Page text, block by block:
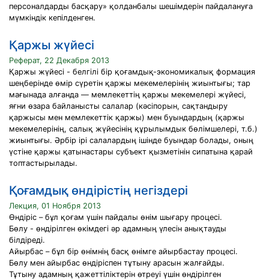
персоналдарды басқару» қолданбалы шешімдерін пайдалануға
мүмкіндік кепілденген.
Қаржы жүйесі
Реферат, 22 Декабря 2013
Қаржы жүйесі - белгілі бір қоғамдық-экономикалық формация
шеңберінде өмір сүретін қаржы мекемелерінің жиынтығы; тар
мағынада алғанда — мемлекеттің қаржы мекемелері жүйесі,
яғни өзара байланысты салалар (кәсіпорын, сақтандыру
қаржысы мен мемлекеттік қаржы) мен буындардың (қаржы
мекемелерінің, салық жүйесінің құрылымдык бөлімшелері, т.б.)
жиынтығы. Әрбір ірі салалардың ішінде буындар болады, оның
үстіне қаржы қатынастары субъект қызметінін сипатына қарай
топтастырылады.
Қоғамдық өндірістің негіздері
Лекция, 01 Ноября 2013
Өндіріс – бұл қоғам үшін пайдалы өнім шығару процесі.
Бөлу - өндірілген өкімдегі әр адамның үлесін анықтауды
білдіреді.
Айырбас – бұл бір өнімнің басқ өнімге айырбастау процесі.
Бөлу мен айырбас өндіріспен тұтыну арасын жалғайды.
Тұтыну адамның қажеттіліктерін өтреуі үшін өндірілген